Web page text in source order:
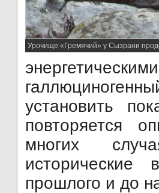
Урочище «Гремячий» у Сызрани
установить
повторяется
многих
исторические
прошлого и до